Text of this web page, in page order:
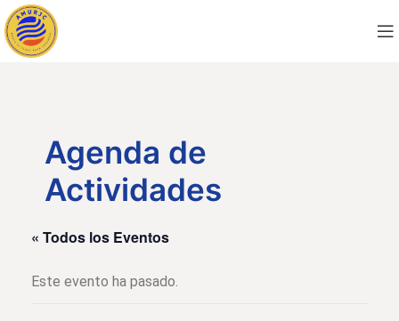
Agenda de
Actividades
« Todos los Eventos
Este evento ha pasado.